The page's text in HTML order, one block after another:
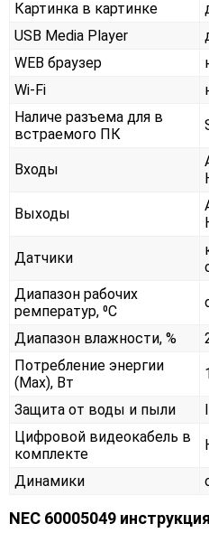
Картинка в картинке
USB Media Player
WEB браузер
Wi-Fi
Наличе разъема для в
встраемого ПК
Входы
Выходы
Датчики
Диапазон рабочих
ремператур, ⁰С
Диапазон влажности, %
Потребление энергии
(Max), Вт
Защита от воды и пыли
Цифровой видеокабель в
комплекте
Динамики
NEC 60005049